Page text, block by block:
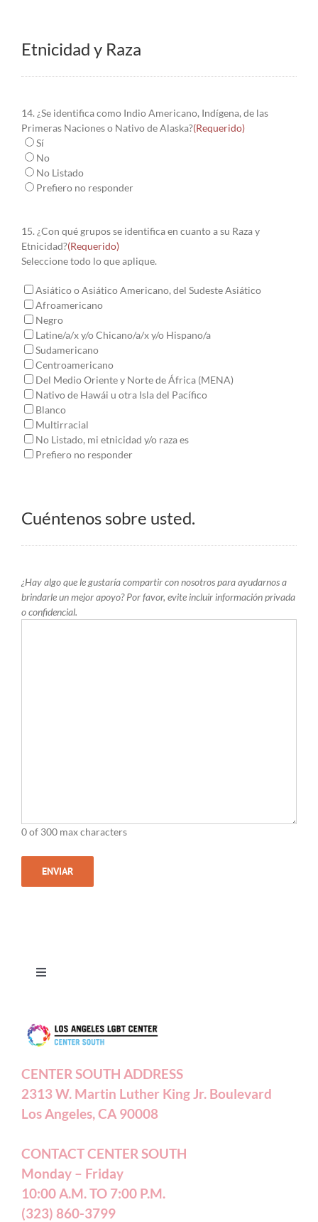
Etnicidad y Raza
14. ¿Se identifica como Indio Americano, Indígena, de las
Primeras Naciones o Nativo de Alaska?(Requerido)
Sí
No
No Listado
Prefiero no responder
15. ¿Con qué grupos se identifica en cuanto a su Raza y
Etnicidad?(Requerido)
Seleccione todo lo que aplique.
Asiático o Asiático Americano, del Sudeste Asiático
Afroamericano
Negro
Latine/a/x y/o Chicano/a/x y/o Hispano/a
Sudamericano
Centroamericano
Del Medio Oriente y Norte de África (MENA)
Nativo de Hawái u otra Isla del Pacífico
Blanco
Multirracial
No Listado, mi etnicidad y/o raza es
Prefiero no responder
Cuéntenos sobre usted.
Cuéntenos
sobre
usted.
¿Hay algo que le gustaría compartir con nosotros para ayudarnos a
brindarle un mejor apoyo? Por favor, evite incluir información privada
o confidencial.
0 of 300 max characters
Toggle
Privacy Policy
Terms of Service
Careers
CENTER SOUTH ADDRESS
2313 W. Martin Luther King Jr. Boulevard
Los Angeles, CA 90008
CONTACT CENTER SOUTH
Monday – Friday
10:00 A.M. TO 7:00 P.M.
(323) 860-3799